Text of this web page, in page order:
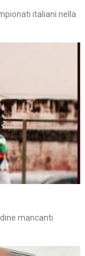
italiani nella
mancanti